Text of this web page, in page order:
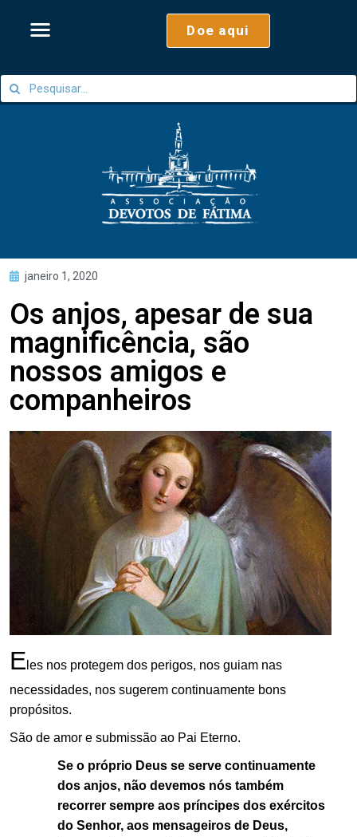
Doe aqui
janeiro 1, 2020
Os anjos, apesar de sua
magnificência, são
nossos amigos e
companheiros
E les nos protegem dos perigos, nos guiam nas
necessidades, nos sugerem continuamente bons
propósitos.
São de amor e submissão ao Pai Eterno.
Se o próprio Deus se serve continuamente
dos anjos, não devemos nós também
recorrer sempre aos príncipes dos exércitos
do Senhor, aos mensageiros de Deus,